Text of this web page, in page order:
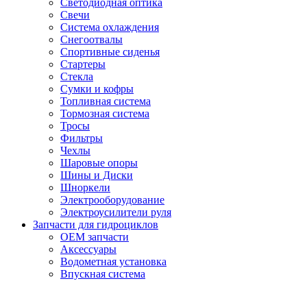
Свечи
Система охлаждения
Снегоотвалы
Спортивные сиденья
Стартеры
Стекла
Сумки и кофры
Топливная система
Тормозная система
Тросы
Фильтры
Чехлы
Шаровые опоры
Шины и Диски
Шноркели
Электрооборудование
Электроусилители руля
Запчасти для гидроциклов
OEM запчасти
Аксессуары
Водометная установка
Впускная система